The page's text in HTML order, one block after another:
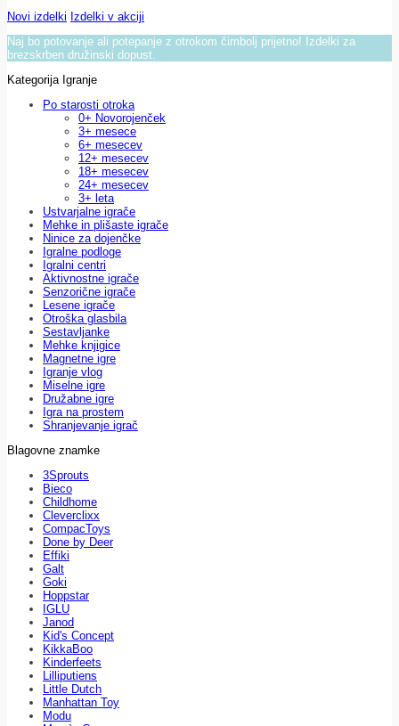
Novi izdelki Izdelki v akciji
Naj bo potovanje ali potepanje z otrokom čimbolj prijetno! Izdelki za
brezskrben družinski dopust.
Kategorija Igranje
Po starosti otroka
0+ Novorojenček
3+ mesece
6+ mesecev
12+ mesecev
18+ mesecev
24+ mesecev
3+ leta
Ustvarjalne igrače
Mehke in plišaste igrače
Ninice za dojenčke
Igralne podloge
Igralni centri
Aktivnostne igrače
Senzorične igrače
Lesene igrače
Otroška glasbila
Sestavljanke
Mehke knjigice
Magnetne igre
Igranje vlog
Miselne igre
Družabne igre
Igra na prostem
Shranjevanje igrač
Blagovne znamke
3Sprouts
Bieco
Childhome
Cleverclixx
CompacToys
Done by Deer
Effiki
Galt
Goki
Hoppstar
IGLU
Janod
Kid's Concept
KikkaBoo
Kinderfeets
Lilliputiens
Little Dutch
Manhattan Toy
Modu